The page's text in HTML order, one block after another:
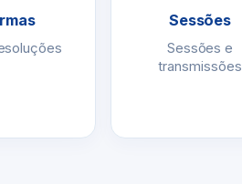
Sessões
Sessões e
transmissões